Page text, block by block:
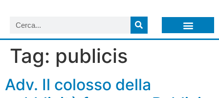
Tag: publicis
Adv. Il colosso della